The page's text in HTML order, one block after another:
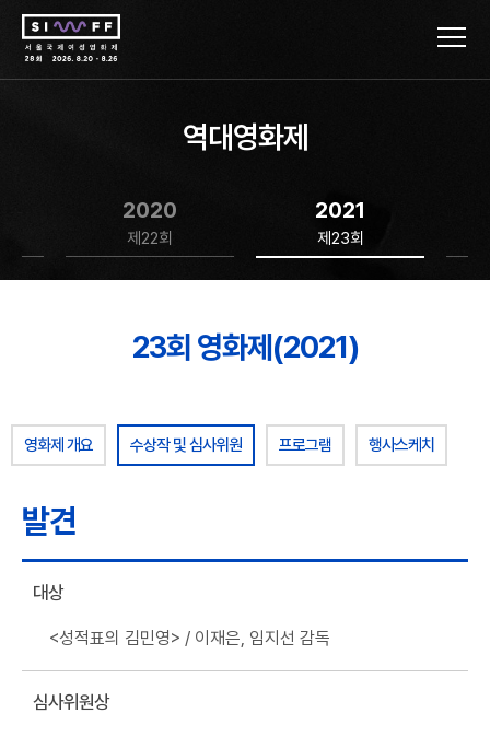
역대영화제
2020
제22회
2021
제23회
23회 영화제(2021)
영화제 개요 수상작 및 심사위원 프로그램 행사스케치
발견
대상
<성적표의 김민영> / 이재은, 임지선 감독
심사위원상